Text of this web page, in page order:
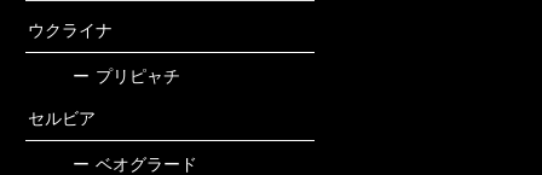
ウクライナ
ー プリピャチ
セルビア
ー ベオグラード